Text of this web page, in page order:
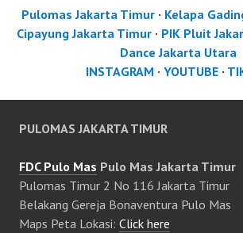
Pulomas Jakarta Timur· Kelapa
Cipayung Jakarta Timur · PIK Pluit
Dance Jakarta Utara
INSTAGRAM · YOUTUBE·
PULOMAS JAKARTA TIMUR
FDC Pulo Mas Pulo Mas Jakarta Timur
Pulomas Timur 2 No 116 Jakarta Timur
Belakang Gereja Bonaventura Pulo Mas
Maps Peta Lokasi: Click here